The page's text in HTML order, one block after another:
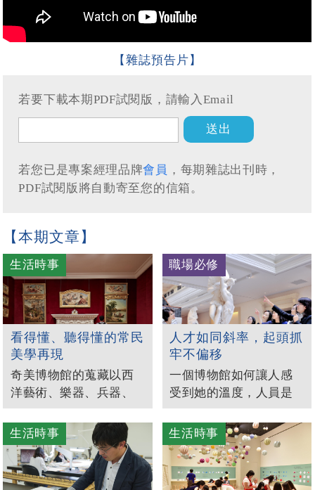
【雜誌預告片】
若要下載本期PDF試閱版，請輸入Email
若您已是專案經理品牌會員 ，每期雜誌出刊時，
PDF試閱版將自動寄至您的信箱。
【本期文章】
生活時事
看得懂、聽得懂的常民
美學再現
奇美博物館的蒐藏以西
洋藝術、樂器、兵器、
動物標本以及化石為主
要方向，此點源於創辦
人許文龍原本的喜好與
起心，沒有行業之分。
然而，深入館內，你會
職場必修
人才如同斜率，起頭抓
牢不偏移
一個博物館如何讓人感
受到她的溫度，人員是
最大的因素。奇美博物
館包含志工目前有上千
人，如何讓人員的服務
品質能貫徹許文龍的幸
福學，進而讓民眾願意
生活時事 生活時事